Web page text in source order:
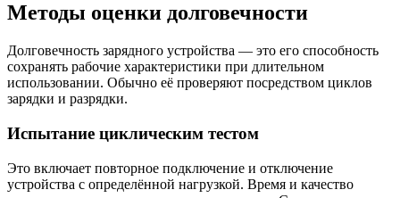
Методы оценки долговечности
Долговечность зарядного устройства — это его способность
сохранять рабочие характеристики при длительном
использовании. Обычно её проверяют посредством циклов
зарядки и разрядки.
Испытание циклическим тестом
Это включает повторное подключение и отключение
устройства с определённой нагрузкой. Время и качество